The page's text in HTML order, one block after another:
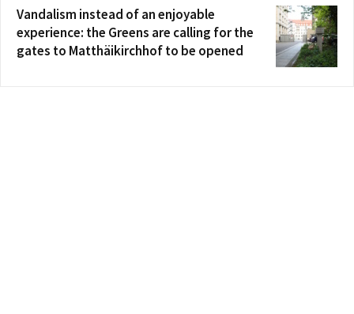
Vandalism instead of an enjoyable
experience: the Greens are calling for the
gates to Matthäikirchhof to be opened